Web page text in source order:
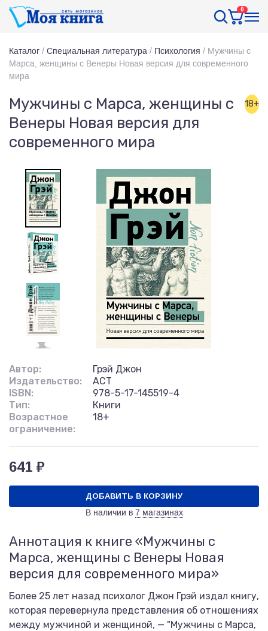
0
Каталог / Специальная литература / Психология / Мужчины с
Марса, женщины с Венеры Новая версия для современного
мира
Мужчины с Марса, женщины с
Венеры Новая версия для
современного мира
18+
Автор:
Грэй Джон
Издательство:
АСТ
ISBN:
978-5-17-145519-4
Тип:
Книги
Возрастное
ограничение:
18+
641 ₽
ДОБАВИТЬ В КОРЗИНУ
В наличии в 7 магазинах
Аннотация к книге «Мужчины с
Марса, женщины с Венеры Новая
версия для современного мира»
Более 25 лет назад психолог Джон Грэй издал книгу,
которая перевернула представления об отношениях
между мужчиной и женщиной, — "Мужчины с Марса,